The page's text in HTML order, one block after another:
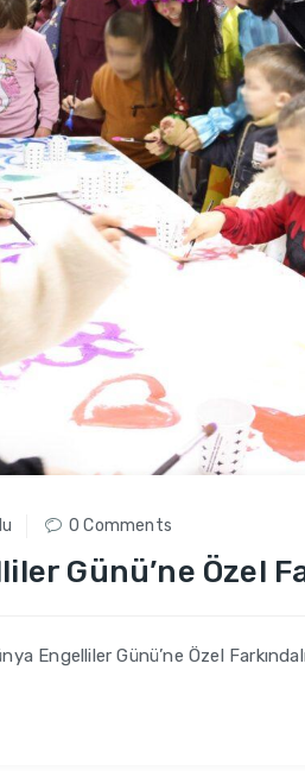
0 Comments
Günü’ne Özel
Engelliler Günü’ne Özel